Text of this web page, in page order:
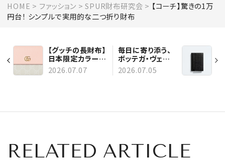
HOME ファッション SPUR財布研究会
【コーチ】驚きの1万
円台！ シンプルで実用的な二つ折り財布
【グッチの長財布】
日本限定カラー！
品よく華やぐピン
クのウォレット
2026.07.07
毎日に寄り添う、
ボッテガ・ヴェネ
タの二つ折り財布
2026.07.05
RELATED ARTICLE